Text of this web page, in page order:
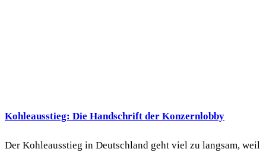
Kohleausstieg: Die Handschrift der Konzernlobby
Der Kohleausstieg in Deutschland geht viel zu langsam, weil